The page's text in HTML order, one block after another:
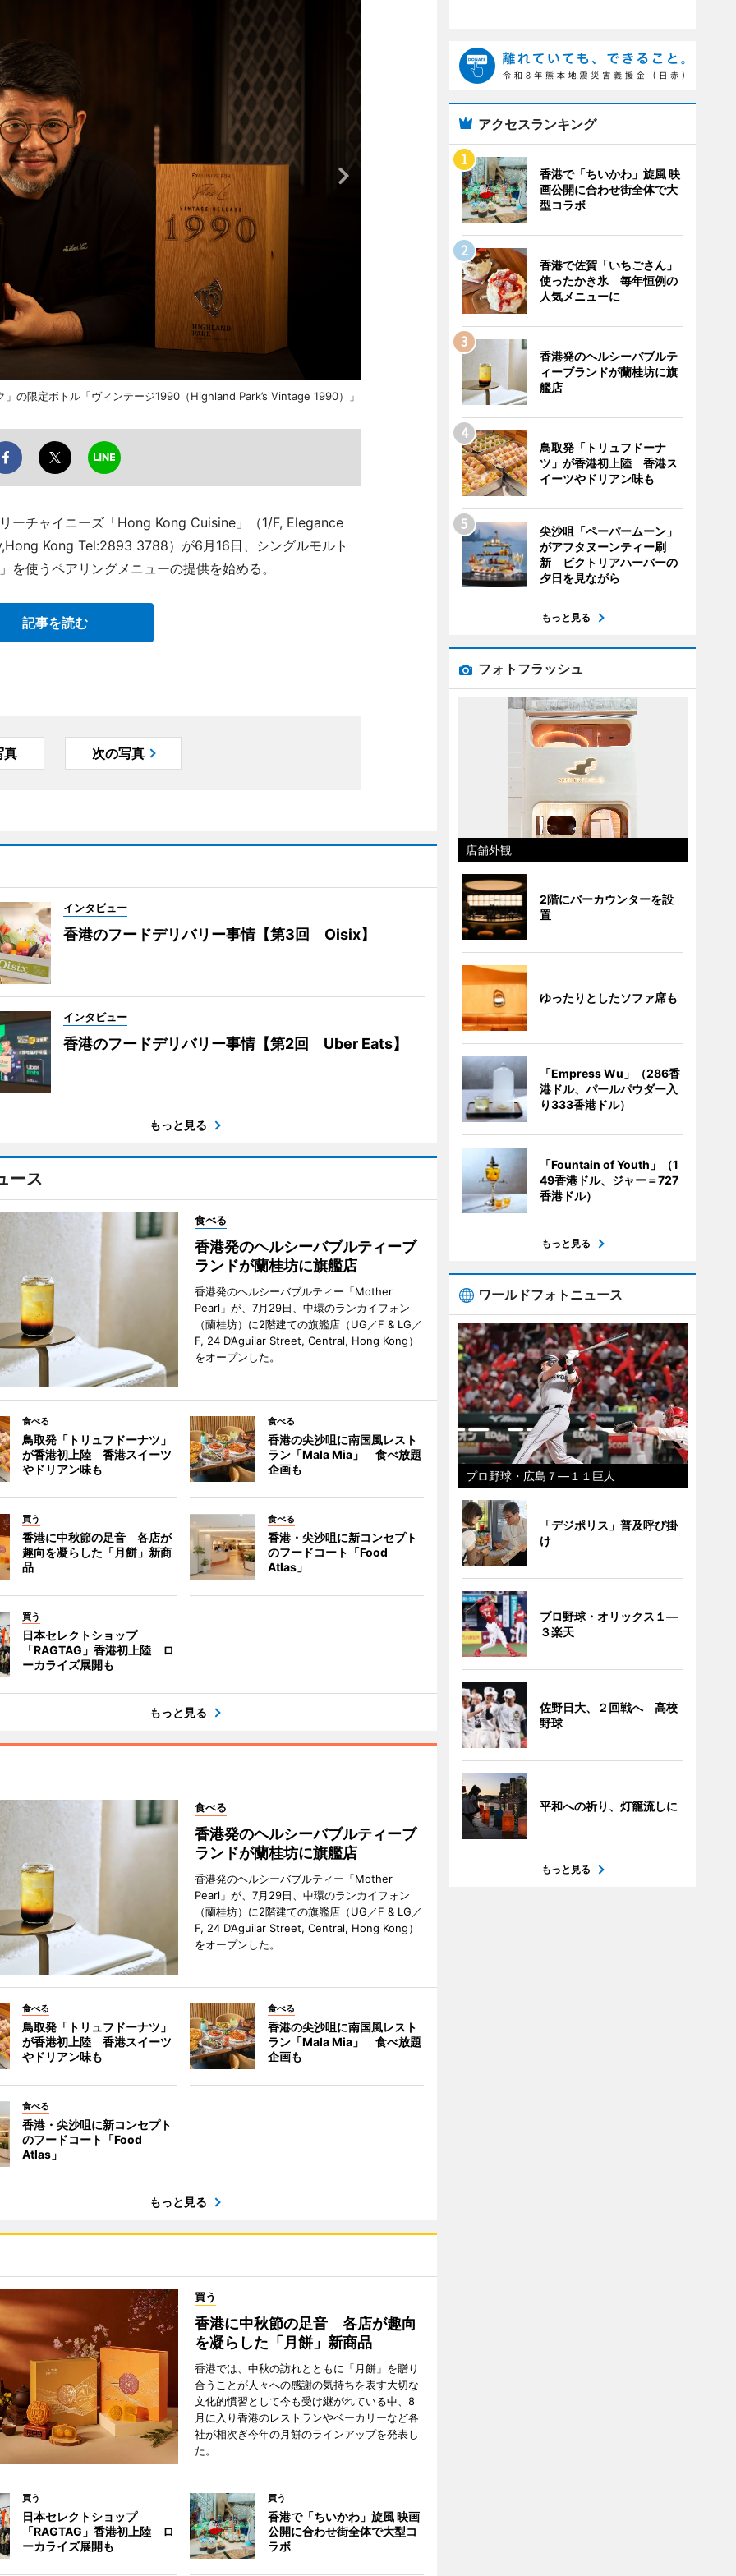
の限定ボトル「ヴィンテージ1990（Highland Park’s Vintage 1990）」
ーチャイニーズ「Hong Kong Cuisine」（1/F, Elegance
Kong Tel:2893 3788）が6月16日、シングルモルト
使うペアリングメニューの提供を始める。
記事を読む
真 次の写真
インタビュー
香港のフードデリバリー事情【第3回 Oisix】
インタビュー
香港のフードデリバリー事情【第2回 Uber Eats】
もっと見る
ース
食べる
香港発のヘルシーバブルティーブ
ランドが蘭桂坊に旗艦店
香港発のヘルシーバブルティー「Mother
Pearl」が、7月29日、中環のランカイフォン
（蘭桂坊）に2階建ての旗艦店（UG／F & LG／
F, 24 D’Aguilar Street, Central, Hong Kong）
をオープンした。
食べる
鳥取発「トリュフドーナツ」
が香港初上陸 香港スイーツ
やドリアン味も
食べる
香港の尖沙咀に南国風レスト
ラン「Mala Mia」 食べ放題
企画も
買う
香港に中秋節の足音 各店が
趣向を凝らした「月餅」新商
品
食べる
香港・尖沙咀に新コンセプト
のフードコート「Food
Atlas」
買う
日本セレクトショップ
「RAGTAG」香港初上陸 ロ
ーカライズ展開も
もっと見る
食べる
香港発のヘルシーバブルティーブ
ランドが蘭桂坊に旗艦店
香港発のヘルシーバブルティー「Mother
Pearl」が、7月29日、中環のランカイフォン
（蘭桂坊）に2階建ての旗艦店（UG／F & LG／
F, 24 D’Aguilar Street, Central, Hong Kong）
をオープンした。
食べる
鳥取発「トリュフドーナツ」
が香港初上陸 香港スイーツ
やドリアン味も
食べる
香港の尖沙咀に南国風レスト
ラン「Mala Mia」 食べ放題
企画も
食べる
香港・尖沙咀に新コンセプト
のフードコート「Food
Atlas」
もっと見る
買う
香港に中秋節の足音 各店が趣向
を凝らした「月餅」新商品
香港では、中秋の訪れとともに「月餅」を贈り
合うことが人々への感謝の気持ちを表す大切な
文化的慣習として今も受け継がれている中、8
月に入り香港のレストランやベーカリーなど各
社が相次ぎ今年の月餅のラインアップを発表し
た。
買う
日本セレクトショップ
「RAGTAG」香港初上陸 ロ
ーカライズ展開も
買う
香港で「ちいかわ」旋風 映画
公開に合わせ街全体で大型コ
ラボ
アクセスランキング
香港で「ちいかわ」旋風 映
画公開に合わせ街全体で大
型コラボ
香港で佐賀「いちごさん」
使ったかき氷 毎年恒例の
人気メニューに
香港発のヘルシーバブルテ
ィーブランドが蘭桂坊に旗
艦店
鳥取発「トリュフドーナ
ツ」が香港初上陸 香港ス
イーツやドリアン味も
尖沙咀「ペーパームーン」
がアフタヌーンティー刷
新 ビクトリアハーバーの
夕日を見ながら
もっと見る
フォトフラッシュ
店舗外観
2階にバーカウンターを設
置
ゆったりとしたソファ席も
「Empress Wu」（286香
港ドル、パールパウダー入
り333香港ドル）
「Fountain of Youth」（1
49香港ドル、ジャー＝727
香港ドル）
もっと見る
ワールドフォトニュース
プロ野球・広島７―１１巨人
「デジポリス」普及呼び掛
け
プロ野球・オリックス１―
３楽天
佐野日大、２回戦へ 高校
野球
平和への祈り、灯籠流しに
もっと見る